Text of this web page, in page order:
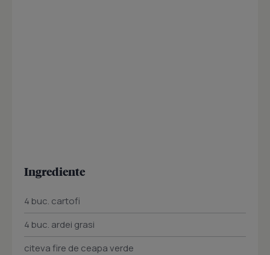
Ingrediente
4 buc. cartofi
4 buc. ardei grasi
citeva fire de ceapa verde